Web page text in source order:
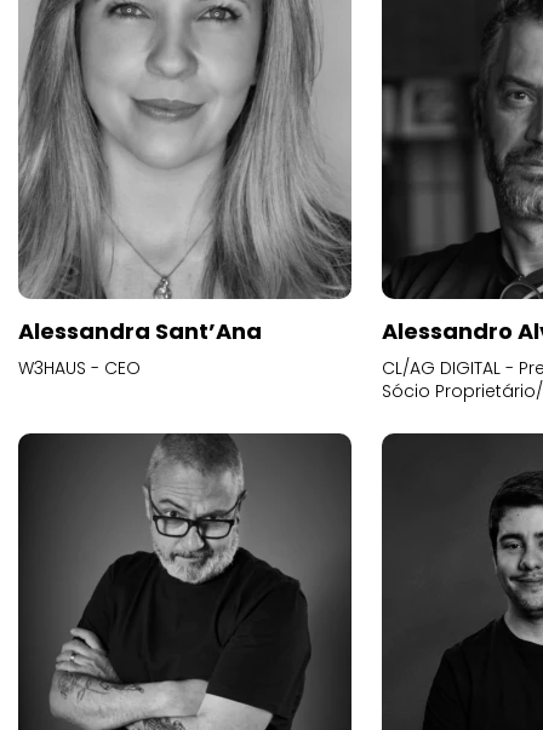
Alessandra Sant’Ana
W3HAUS - CEO
Alessandro
CL/AG DIGITAL -
Sócio